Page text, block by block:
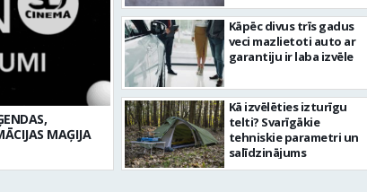
MAĢIJA
Kāpēc divus trīs gadus
veci mazlietoti auto ar
garantiju ir laba izvēle
Kā izvēlēties izturīgu
telti? Svarīgākie
tehniskie parametri un
salīdzinājums